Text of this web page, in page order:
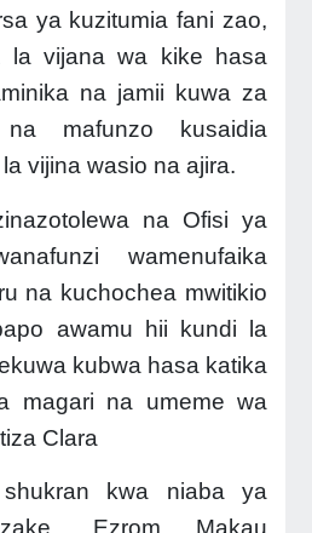
ya kuzitumia fani zao,
la vijana wa kike hasa
na jamii kuwa za
mafunzo kusaidia
vijina wasio na ajira.
na Ofisi ya
wamenufaika
na kuchochea mwitikio
awamu hii kundi la
kubwa hasa katika
magari na umeme wa
Clara
kwa niaba ya
Ezrom Makau